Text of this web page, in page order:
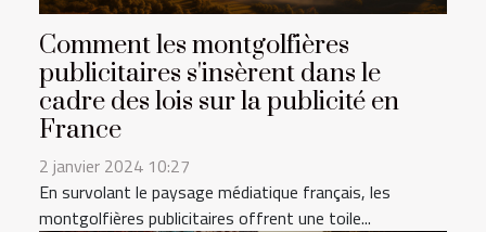
Comment les montgolfières
publicitaires s'insèrent dans le
cadre des lois sur la publicité en
France
2 janvier 2024 10:27
En survolant le paysage médiatique français, les
montgolfières publicitaires offrent une toile...